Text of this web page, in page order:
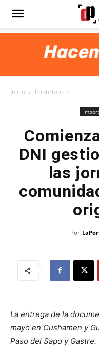
Diario
Inicio Importantes
DNI
las
Por
La entrega de la
mayo en Cushamen y
Paso del Sapo y Gastre.